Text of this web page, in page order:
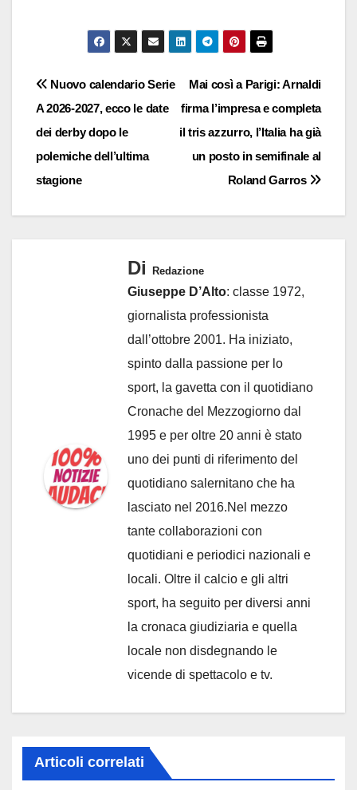
Navigazione
articoli
Mai così a Parigi: Arnaldi
firma l’impresa e completa
il tris azzurro, l’Italia ha già
un posto in semifinale al
Roland Garros
Nuovo calendario Serie
A 2026-2027, ecco le date
dei derby dopo le
polemiche dell’ultima
stagione
Di Redazione
Giuseppe D’Alto: classe 1972,
giornalista professionista
dall’ottobre 2001. Ha iniziato,
spinto dalla passione per lo
sport, la gavetta con il quotidiano
Cronache del Mezzogiorno dal
1995 e per oltre 20 anni è stato
uno dei punti di riferimento del
quotidiano salernitano che ha
lasciato nel 2016.Nel mezzo
tante collaborazioni con
quotidiani e periodici nazionali e
locali. Oltre il calcio e gli altri
sport, ha seguito per diversi anni
la cronaca giudiziaria e quella
locale non disdegnando le
vicende di spettacolo e tv.
Articoli correlati